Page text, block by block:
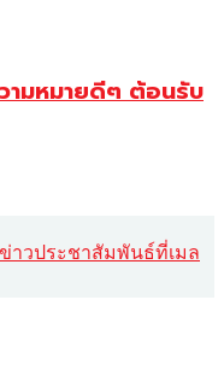
ามหมายดีๆ ต้อนรับ
งข่าวประชาสัมพันธ์ที่เมล